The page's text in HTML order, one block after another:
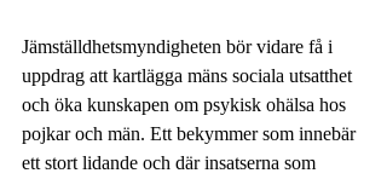
Jämställdhetsmyndigheten bör vidare få i
uppdrag att kartlägga mäns sociala utsatthet
och öka kunskapen om psykisk ohälsa hos
pojkar och män. Ett bekymmer som innebär
ett stort lidande och där insatserna som